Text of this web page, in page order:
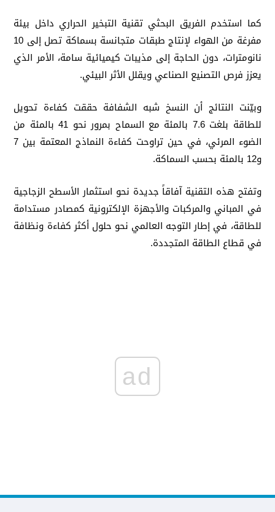
كما استخدم الفريق البحثي تقنية التبخير الحراري داخل بيئة
مفرغة من الهواء لإنتاج طبقات متجانسة بسماكة تصل إلى 10
نانومترات، دون الحاجة إلى مذيبات كيميائية سامة، الأمر الذي
يعزز فرص التصنيع الصناعي ويقلل الأثر البيئي.
وبيّنت النتائج أن النسخ شبه الشفافة حققت كفاءة تحويل
للطاقة بلغت 7.6 بالمئة مع السماح بمرور نحو 41 بالمئة من
الضوء المرئي، في حين تراوحت كفاءة النماذج المعتمة بين 7
و12 بالمئة بحسب السماكة.
وتفتح هذه التقنية آفاقاً جديدة نحو استثمار الأسطح الزجاجية
في المباني والمركبات والأجهزة الإلكترونية كمصادر مستدامة
للطاقة، في إطار التوجه العالمي نحو حلول أكثر كفاءة ونظافة
في قطاع الطاقة المتجددة.
ad